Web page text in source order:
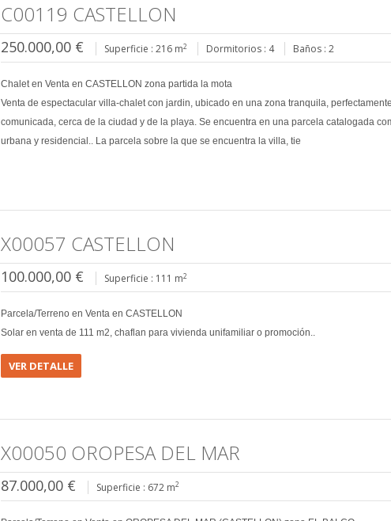
C00119 CASTELLON
250.000,00 € Superficie : 216 m2 Dormitorios : 4 Baños : 2
Chalet en Venta en CASTELLON zona partida la mota
Venta de espectacular villa-chalet con jardin, ubicado en una zona tranquila, perfectamente
comunicada, cerca de la ciudad y de la playa. Se encuentra en una parcela catalogada
urbana y residencial.. La parcela sobre la que se encuentra la villa, tie
X00057 CASTELLON
100.000,00 € Superficie : 111 m2
Parcela/Terreno en Venta en CASTELLON
Solar en venta de 111 m2, chaflan para vivienda unifamiliar o promoción..
VER DETALLE
X00050 OROPESA DEL MAR
87.000,00 € Superficie : 672 m2